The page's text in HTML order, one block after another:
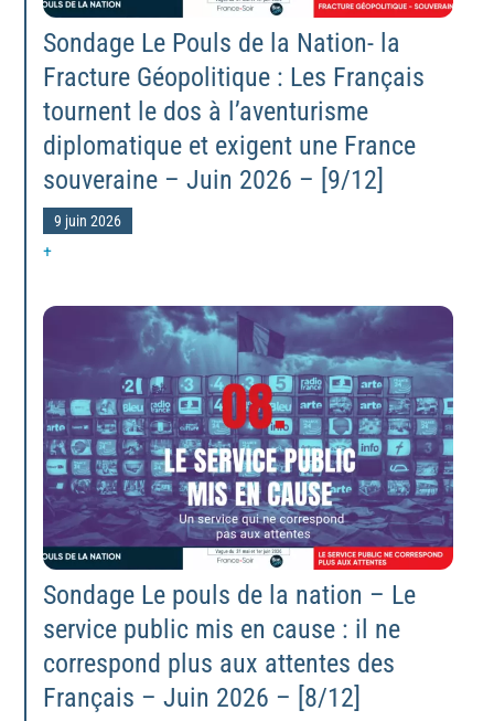
Sondage Le Pouls de la Nation- la
Fracture Géopolitique : Les Français
tournent le dos à l’aventurisme
diplomatique et exigent une France
souveraine – Juin 2026 – [9/12]
9 juin 2026
+
Sondage Le pouls de la nation – Le
service public mis en cause : il ne
correspond plus aux attentes des
Français – Juin 2026 – [8/12]